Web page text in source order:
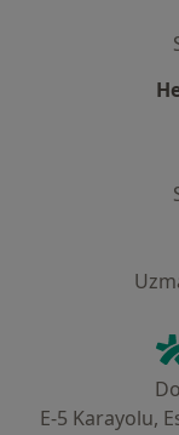
E-5 Karayolu,